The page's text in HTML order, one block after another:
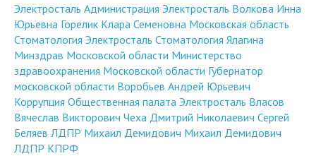
1
Теги:
Электросталь Администрация Электросталь Волкова Инна
Юрьевна Горелик Клара Семеновна Московская область
Стоматология Электросталь Стоматология Ялагина
Минздрав Московской области Министерство
здравоохранения Московской области Губернатор
московской области Воробьев Андрей Юрьевич
Коррупция Общественная палата Электросталь Власов
Вячеслав Викторович